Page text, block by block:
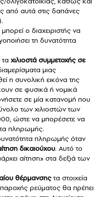
από αυτά στις δαπάνες
ο διαχειριστής να
τη δυνατότητα
χιλιοστά συμμετοχής σε
μιας
η συνολική εικόνα της
σε φυσικά ή νομικά
σε μία κατανομή που
των χιλιοστών των
ώστε να μπορέσετε να
πληρωμής.
πληρωμής όταν
δικαιούχου. Αυτό το
αίτηση» στα δεξιά των
θέρμανσηςτα στοιχεία
ρεύματος θα πρέπει